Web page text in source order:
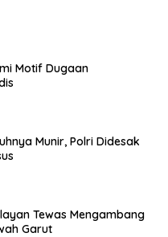
Motif Dugaan
Munir, Polri Didesak
Tewas Mengambang
Garut